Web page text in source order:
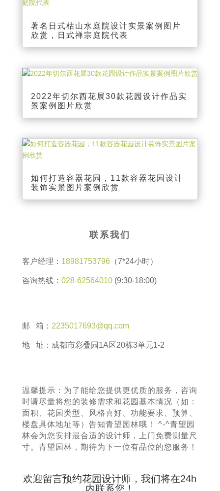
著名日式枯山水庭院设计实景案例图片
欣赏，日式禅宗庭院代表
2022年切尔西花展30款花园设计作品实
景案例图片欣赏
如何打造容器花园，11款容器花园设计
装饰实景图片案例欣赏
联系我们
客户经理： 18981753796（7*24小时）
咨询热线： 028-62564010(9:30-18:00)
邮 箱： 2235017693@qq.com
地 址：成都市彩叠园1A区20栋3单元1-2
温馨提示：为了能给您提供更优质的服务，咨询
时请尽量将您的装修需求和花园基本情况（如：
面积、花园类型、风格喜好、功能要求、预算、
楼盘具体地址等）告知青望园林哦！ ^-^青望园
林会为您安排最合适的设计师，上门免费测量尺
寸。青望园林，期待为下一位有品位的您服务！
欢迎留言预约花园设计师，我们将在24h
内联系您！